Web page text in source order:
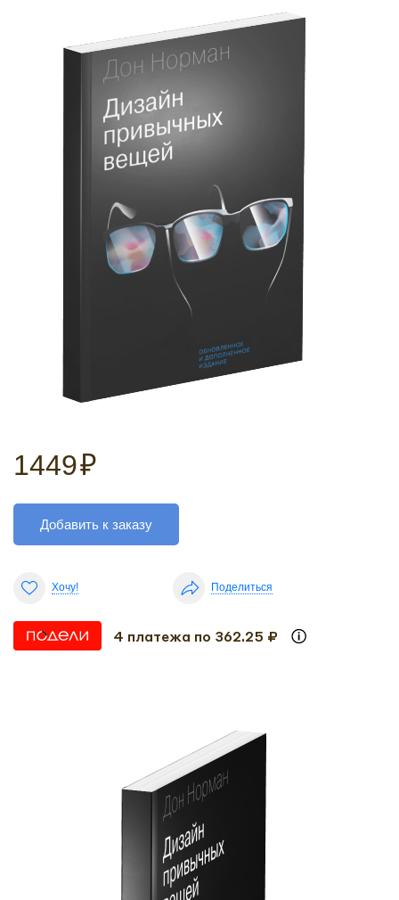
1449₽
Добавить к заказу
Хочу! Поделиться
4 платежа по 362.25 ₽